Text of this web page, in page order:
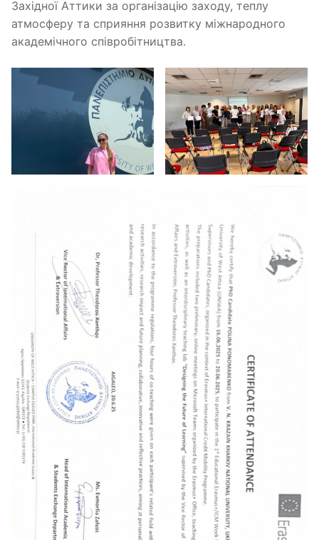
Західної Аттики за організацію заходу, теплу
атмосферу та сприяння розвитку міжнародного
академічного співробітництва.